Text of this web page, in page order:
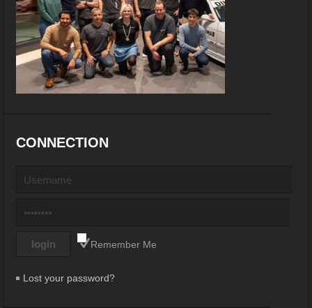
CONNECTION
Remember Me
Lost your password?